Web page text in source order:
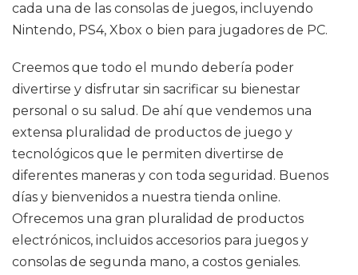
cada una de las consolas de juegos, incluyendo
Nintendo, PS4, Xbox o bien para jugadores de PC.
Creemos que todo el mundo debería poder
divertirse y disfrutar sin sacrificar su bienestar
personal o su salud. De ahí que vendemos una
extensa pluralidad de productos de juego y
tecnológicos que le permiten divertirse de
diferentes maneras y con toda seguridad. Buenos
días y bienvenidos a nuestra tienda online.
Ofrecemos una gran pluralidad de productos
electrónicos, incluidos accesorios para juegos y
consolas de segunda mano, a costos geniales.